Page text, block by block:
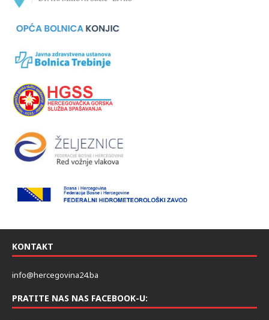
KONTAKT
info@hercegovina24.ba
PRATITE NAS NAS FACEBOOK-U: